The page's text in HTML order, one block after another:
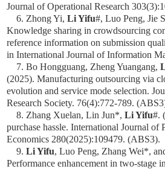
Journal of Operational Research
6. Zhong Yi,Li Yifu#, Luo Peng, Jie
Knowledge sharing in crowdsourcing
reference information on submission
inInternational Journal of Information
7. Bo Hongguang, Zheng Yuangang,
(2025). Manufacturing outsourcing via
evolution and service mode selection.J
Research Society. 76(4):772-789.
8. Zhang Xuelan, Lin Jun*,Li Yifu#.
purchase hassle.International Journal of
Economics 280(2025):109479. (ABS3).
9.Li Yifu, Luo Peng, Zhang Wei*,
Performance enhancement in two-stage